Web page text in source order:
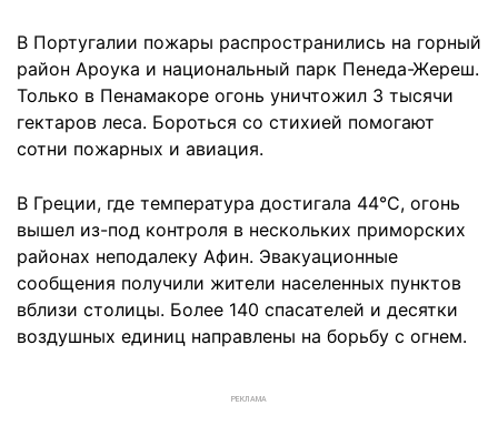
В Португалии пожары распространились на горный
район Ароука и национальный парк Пенеда-Жереш.
Только в Пенамакоре огонь уничтожил 3 тысячи
гектаров леса. Бороться со стихией помогают
сотни пожарных и авиация.
В Греции, где температура достигала 44°C, огонь
вышел из-под контроля в нескольких приморских
районах неподалеку Афин. Эвакуационные
сообщения получили жители населенных пунктов
вблизи столицы. Более 140 спасателей и десятки
воздушных единиц направлены на борьбу с огнем.
РЕКЛАМА